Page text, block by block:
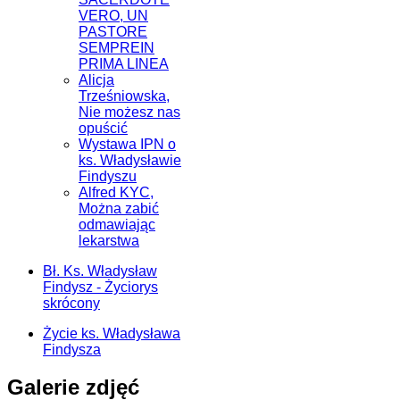
VERO, UN
PASTORE
SEMPREIN
PRIMA LINEA
Alicja
Trześniowska,
Nie możesz nas
opuścić
Wystawa IPN o
ks. Władysławie
Findyszu
Alfred KYC,
Można zabić
odmawiając
lekarstwa
Bł. Ks. Władysław
Findysz - Życiorys
skrócony
Życie ks. Władysława
Findysza
Galerie zdjęć